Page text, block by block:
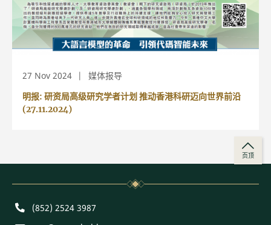
27 Nov 2024 媒体报导
明报: 研资局高级研究学者计划 推动香港科研迈向世界前沿
(27.11.2024)
页顶
Phone(852) 2524 3987